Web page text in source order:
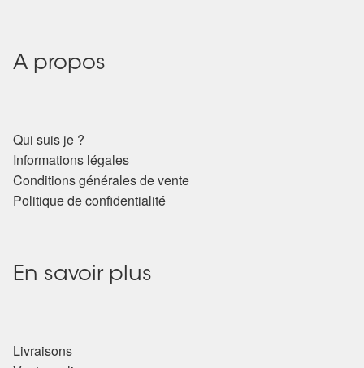
A propos
Qui suis je ?
Informations légales
Conditions générales de vente
Politique de confidentialité
En savoir plus
Livraisons